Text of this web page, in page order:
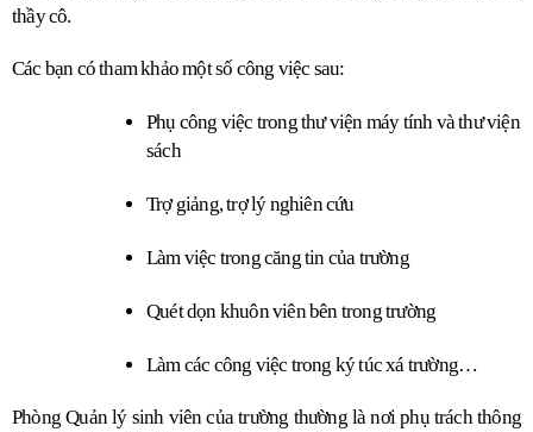
thầy cô.
Các bạn có tham khảo một số công việc sau:
Phụ công việc trong thư viện máy tính và thư viện
sách
Trợ giảng, trợ lý nghiên cứu
Làm việc trong căng tin của trường
Quét dọn khuôn viên bên trong trường
Làm các công việc trong ký túc xá trường…
Phòng Quản lý sinh viên của trường thường là nơi phụ trách thông